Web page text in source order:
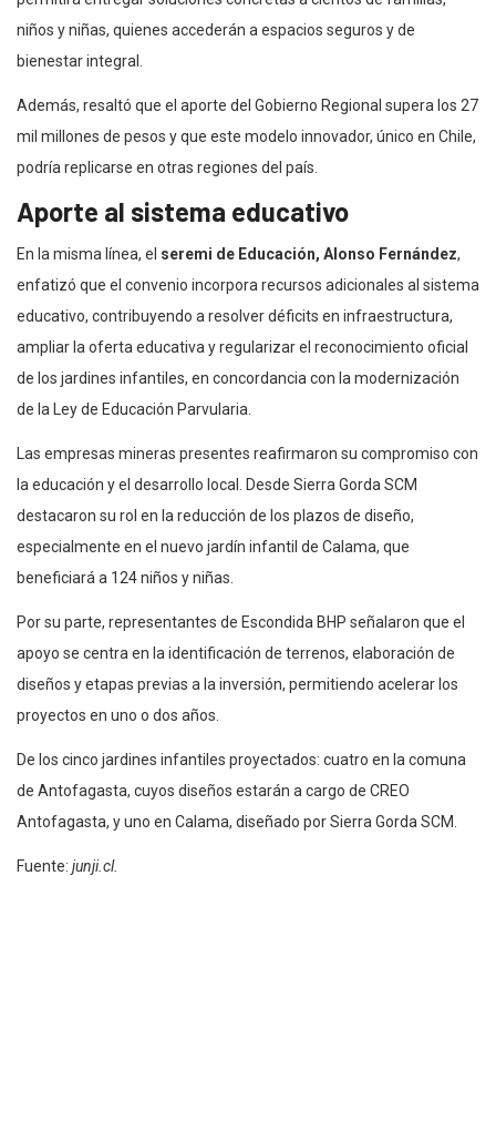
niños y niñas, quienes accederán a espacios seguros y de
bienestar integral.
Además, resaltó que el aporte del Gobierno Regional supera los 27
mil millones de pesos y que este modelo innovador, único en Chile,
podría replicarse en otras regiones del país.
Aporte al sistema educativo
En la misma línea, el seremi de Educación, Alonso Fernández,
enfatizó que el convenio incorpora recursos adicionales al sistema
educativo, contribuyendo a resolver déficits en infraestructura,
ampliar la oferta educativa y regularizar el reconocimiento oficial
de los jardines infantiles, en concordancia con la modernización
de la Ley de Educación Parvularia.
Las empresas mineras presentes reafirmaron su compromiso con
la educación y el desarrollo local. Desde Sierra Gorda SCM
destacaron su rol en la reducción de los plazos de diseño,
especialmente en el nuevo jardín infantil de Calama, que
beneficiará a 124 niños y niñas.
Por su parte, representantes de Escondida BHP señalaron que el
apoyo se centra en la identificación de terrenos, elaboración de
diseños y etapas previas a la inversión, permitiendo acelerar los
proyectos en uno o dos años.
De los cinco jardines infantiles proyectados: cuatro en la comuna
de Antofagasta, cuyos diseños estarán a cargo de CREO
Antofagasta, y uno en Calama, diseñado por Sierra Gorda SCM.
Fuente: junji.cl.